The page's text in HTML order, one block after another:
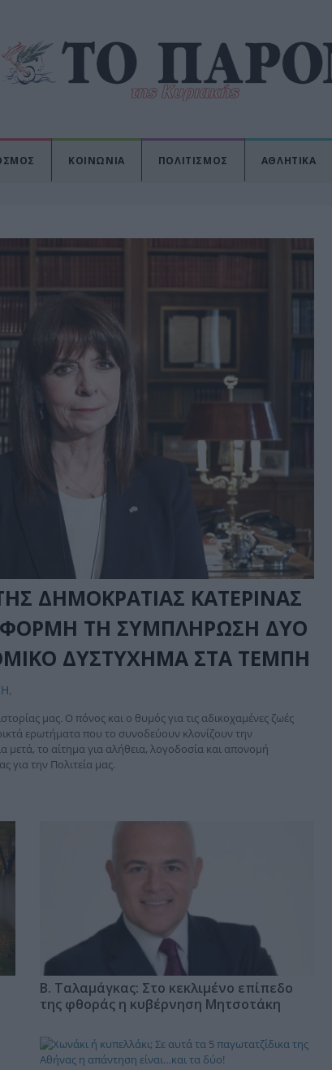
ΚΟΙΝΩΝΙΑ ΠΟΛΙΤΙΣΜΟΣ ΑΘΛΗΤΙΚΑ
ΔΗΜΟΚΡΑΤΙΑΣ ΚΑΤΕΡΙΝΑΣ
ΤΗ ΣΥΜΠΛΗΡΩΣΗ ΔΥΟ
ΔΥΣΤΥΧΗΜΑ ΣΤΑ ΤΕΜΠΗ
,
μας. Ο πόνος και ο θυμός για τις αδικοχαμένες ζωές
ερωτήματα που το συνοδεύουν κλονίζουν την
το αίτημα για αλήθεια, λογοδοσία και απονομή
για την Πολιτεία μας.
Β. Ταλαμάγκας: Στο κεκλιμένο επίπεδο
της φθοράς η κυβέρνηση Μητσοτάκη